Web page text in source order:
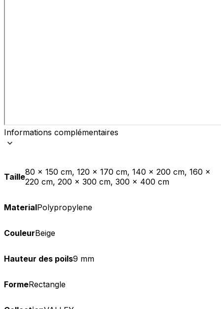
Informations complémentaires
Taille80 x 150 cm, 120 x 170 cm, 140 x 200 cm, 160 x
220 cm, 200 x 300 cm, 300 x 400 cm
MaterialPolypropylene
CouleurBeige
Hauteur des poils9 mm
FormeRectangle